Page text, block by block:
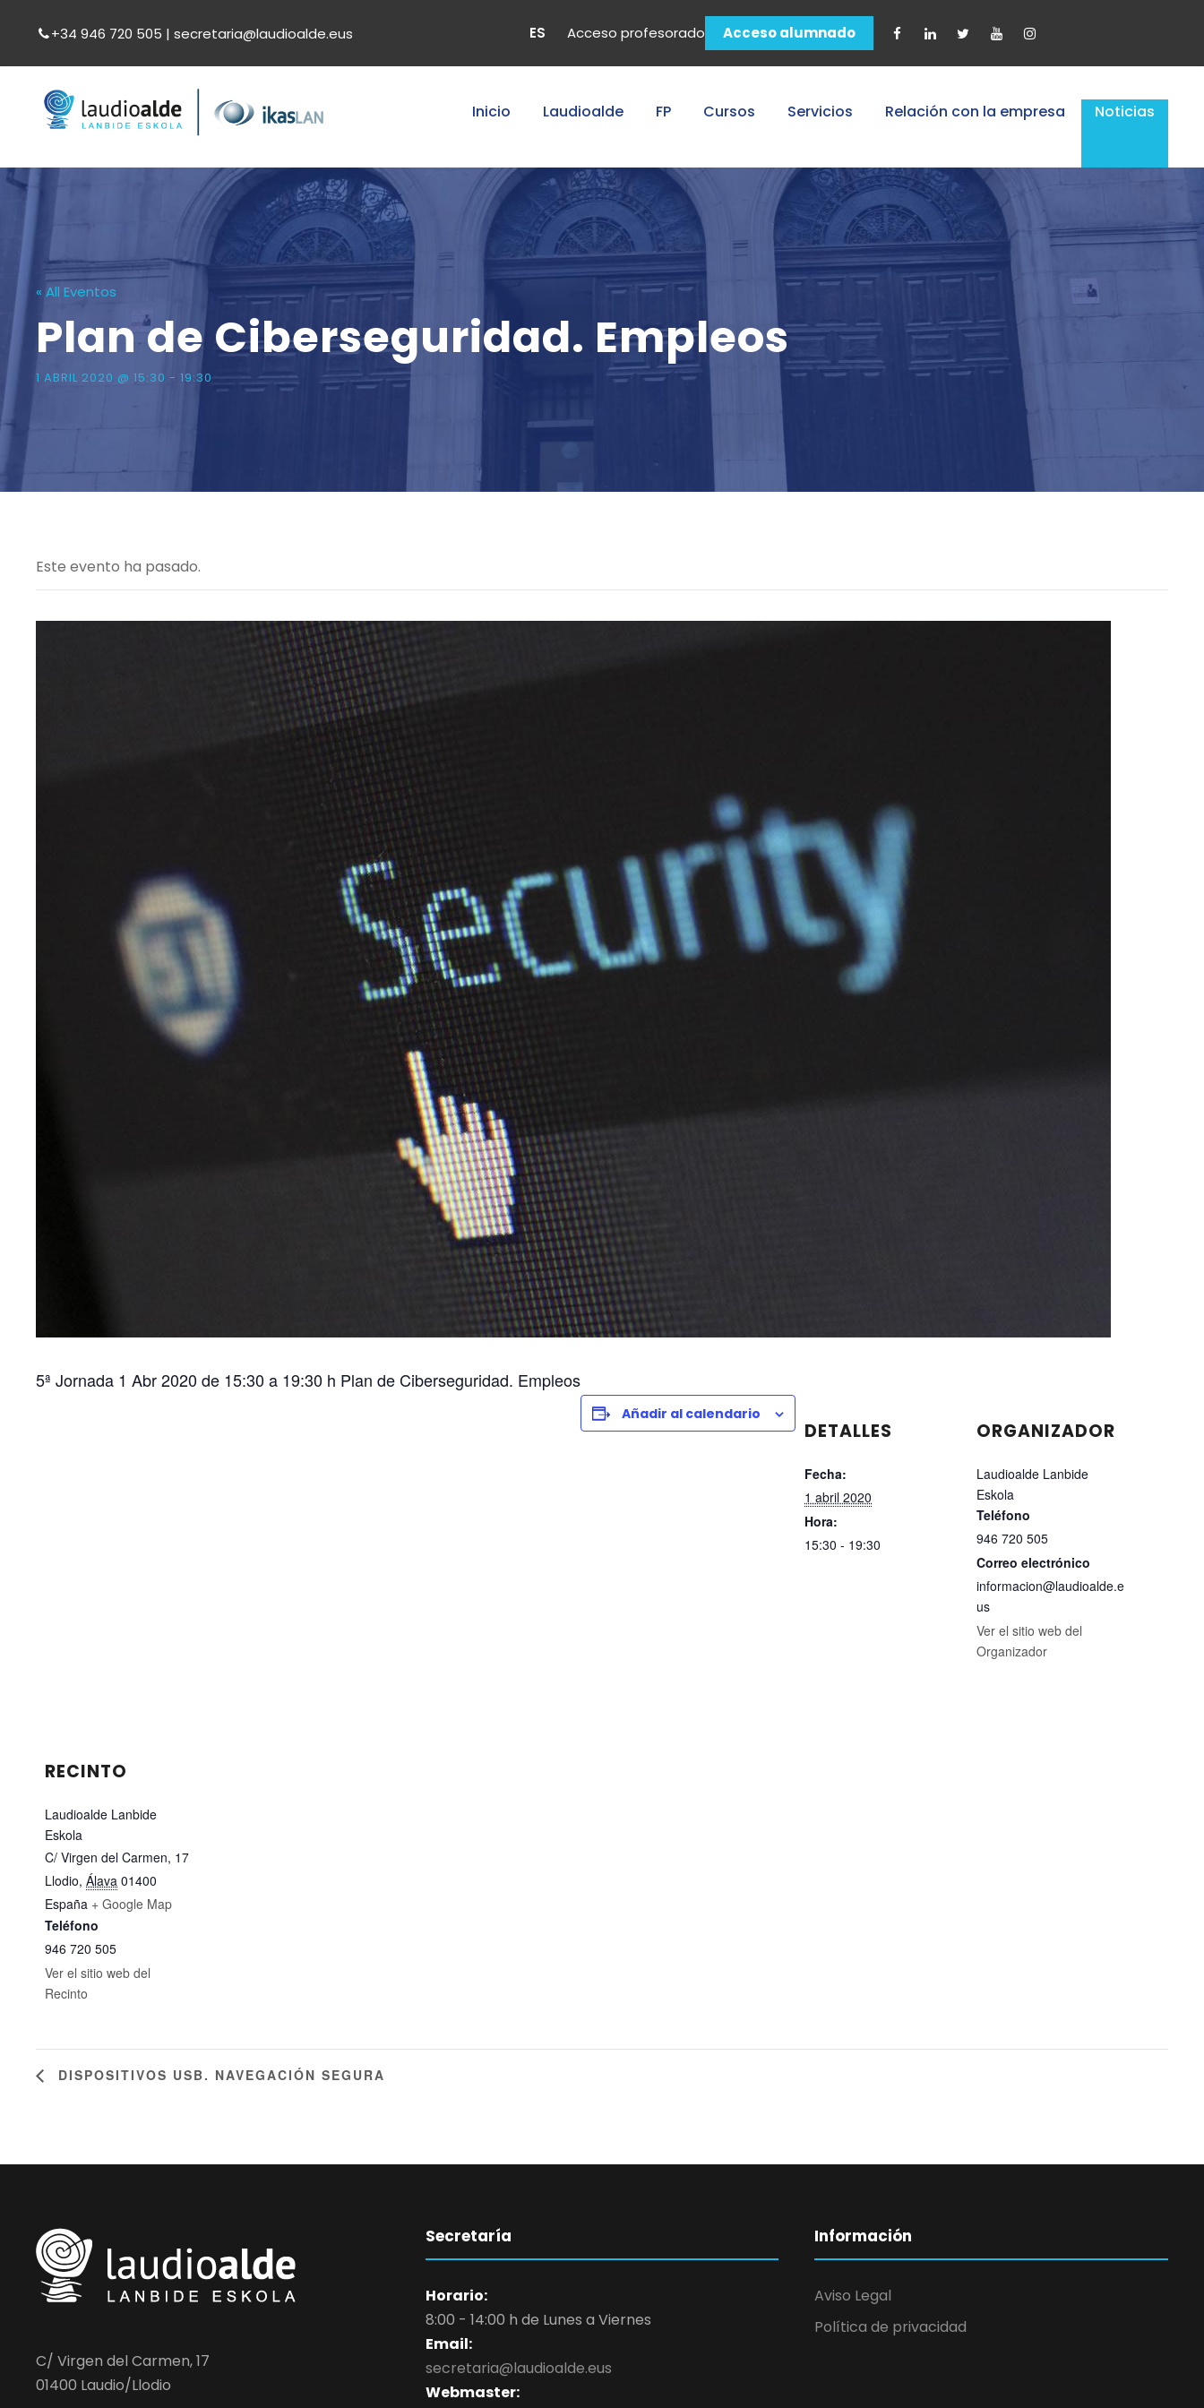
+34 946 720 505 | secretaria@laudioalde.eus ES Acceso profesorado Acceso alumnado
Inicio Laudioalde FP Cursos Servicios Relación con la empresa Noticias
« All Eventos
Plan de Ciberseguridad. Empleos
1 ABRIL 2020 @ 15:30 - 19:30
Este evento ha pasado.
5ª Jornada 1 Abr 2020 de 15:30 a 19:30 h Plan de Ciberseguridad. Empleos
Añadir al calendario
DETALLES
Fecha:
1 abril 2020
Hora:
15:30 - 19:30
ORGANIZADOR
Laudioalde Lanbide
Eskola
Teléfono
946 720 505
Correo electrónico
informacion@laudioalde.e
us
Ver el sitio web del
Organizador
RECINTO
Laudioalde Lanbide
Eskola
C/ Virgen del Carmen, 17
Llodio, Álava 01400
España + Google Map
Teléfono
946 720 505
Ver el sitio web del
Recinto
DISPOSITIVOS USB. NAVEGACIÓN SEGURA
C/ Virgen del Carmen, 17
01400 Laudio/Llodio
Secretaría
Horario:
8:00 - 14:00 h de Lunes a Viernes
Email:
secretaria@laudioalde.eus
Webmaster:
Información
Aviso Legal
Política de privacidad